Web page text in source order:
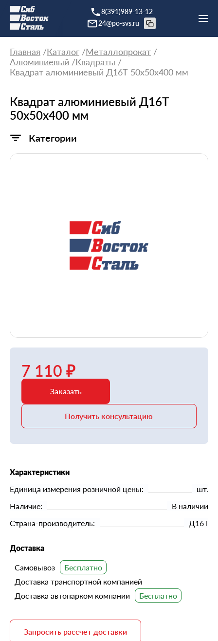
8(391)989-13-12
24@po-svs.ru
Главная Каталог
Металлопрокат
Алюминиевый
Квадраты
Квадрат алюминиевый Д16Т 50х50х400 мм
Квадрат алюминиевый Д16Т
50х50х400 мм
Категории
7 110 ₽
Заказать
Получить консультацию
Характеристики
Единица измерения розничной цены:
шт.
Наличие:
В наличии
Страна-производитель:
Д16Т
Доставка
Самовывоз
Доставка транспортной компанией
Доставка автопарком компании
Запросить рассчет доставки